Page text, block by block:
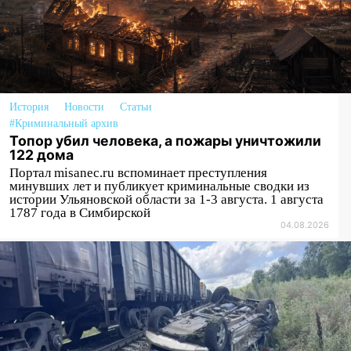
надвигается опасная непогода: крупный
град и шквал до 25 м/с
16:00
На перекрёстке Гая,
Локомотивной и Варейкиса изменилась
схема движения
15:57 Мобильная поликлиника приедет
в сёла Новоспасского района:
опубликован график на август
15:54 В Барышском районе опасную
детскую площадку привели в порядок
На Димитровградском шоссе
загорелся полигон промышленных
отходов
15:36 В Ульяновской области собрали
более 556 тысяч тонн зерна
14:46 Ульяновка вошла в «домовой чат»
История Новости
Статьи
#Криминальный архив
Топор убил человека, а пожары уничтожили
122 дома
Портал misanec.ru вспоминает преступления
минувших лет и публикует криминальные сводки из
истории Ульяновской области за 1-3 августа. 1 августа
1787 года в Симбирской
04.08.2026